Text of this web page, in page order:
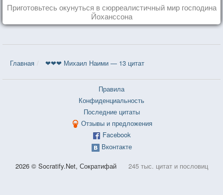
Приготовьтесь окунуться в сюрреалистичный мир господина
Йоханссона
Главная ❤❤❤ Михаил Наими — 13 цитат
Правила
Конфиденциальность
Последние цитаты
Отзывы и предложения
Facebook
Вконтакте
2026 © Socratify.Net, Сократифай 245 тыс. цитат и пословиц